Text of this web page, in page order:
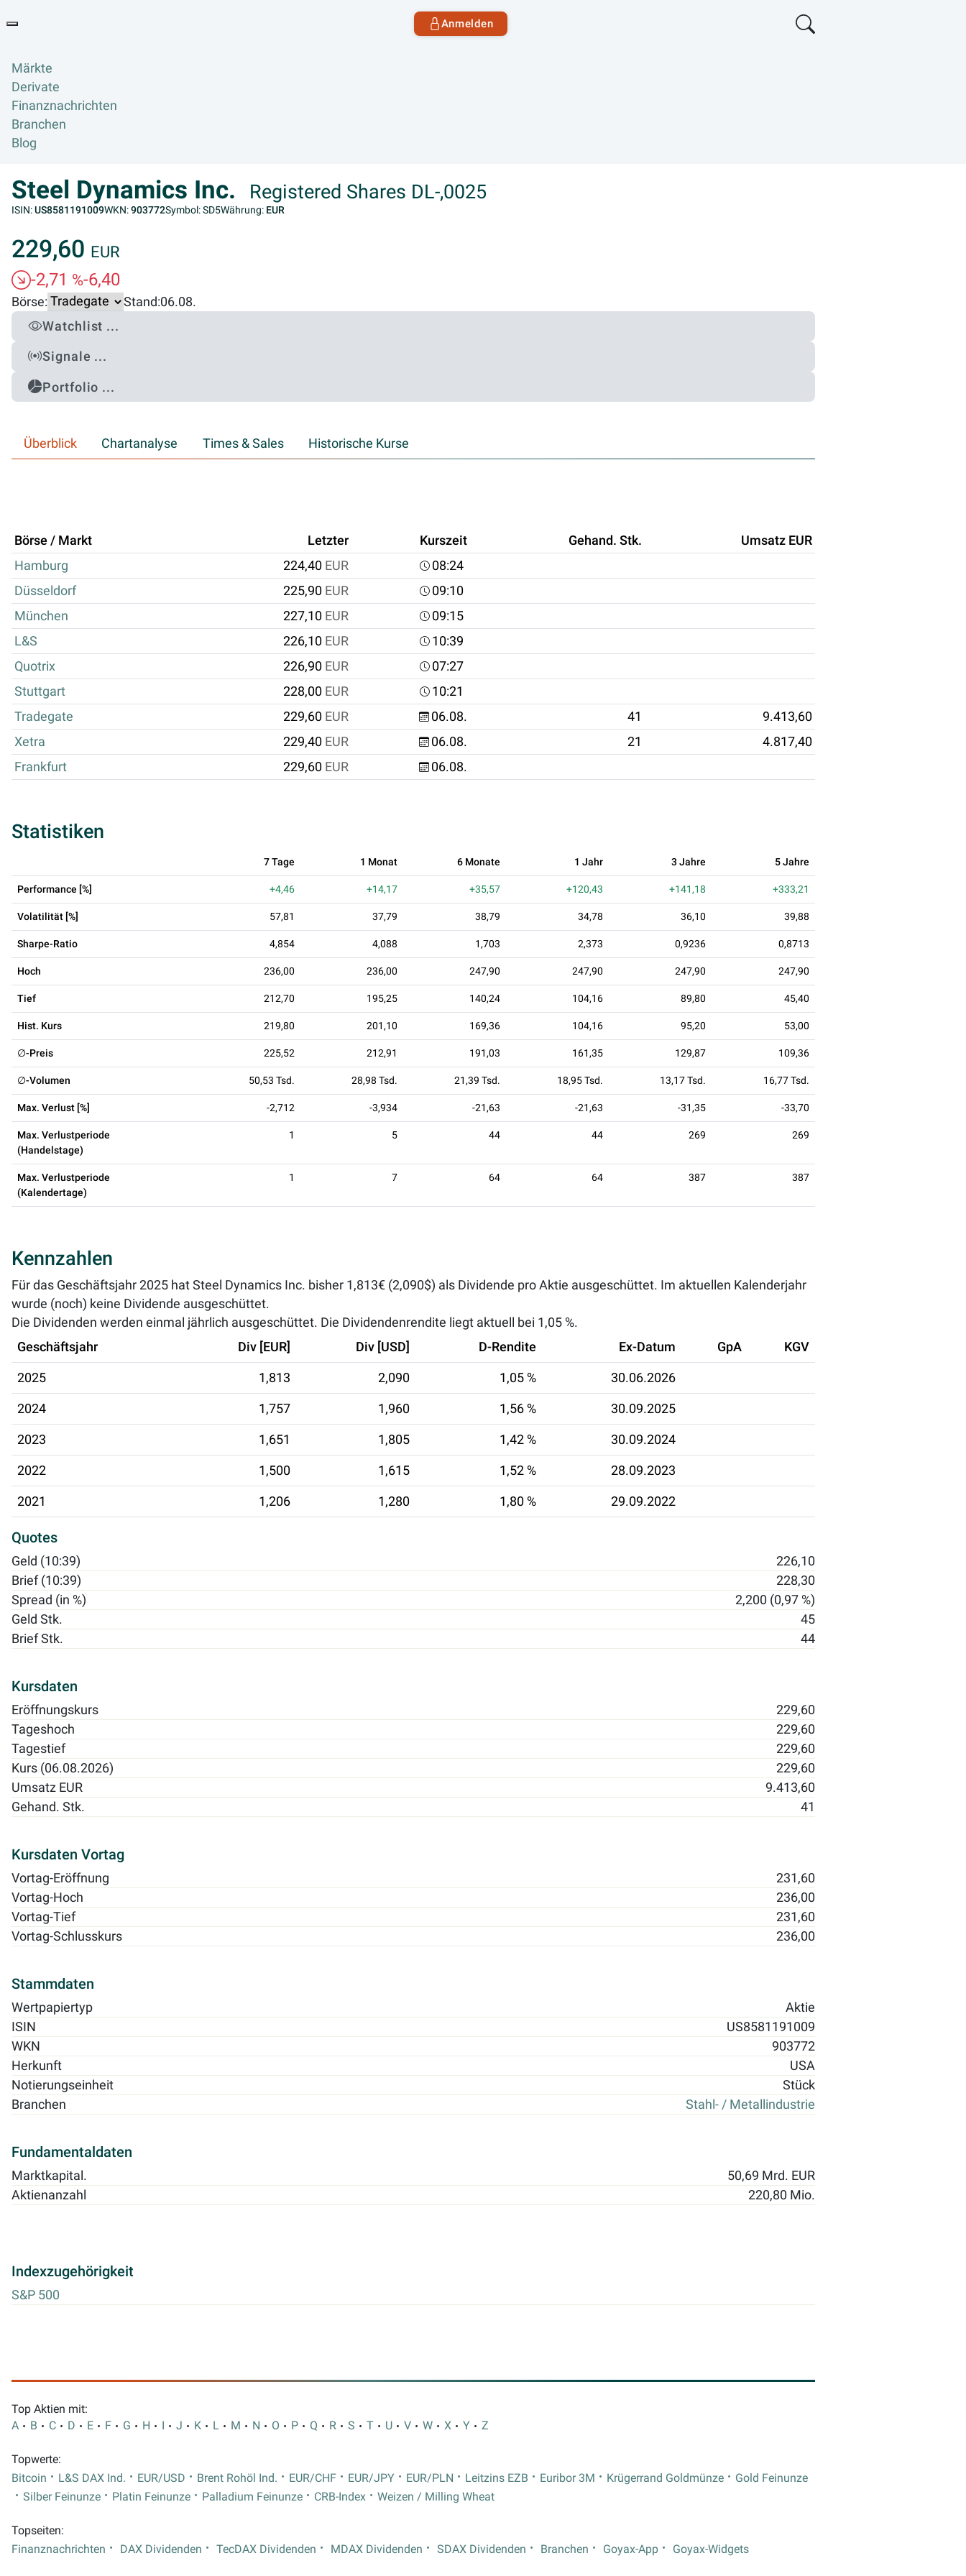
Anmelden
Märkte
Derivate
Finanznachrichten
Branchen
Blog
Steel Dynamics Inc. Registered Shares DL-,0025
ISIN:US8581191009WKN:903772Symbol: SD5Währung: EUR
229,60 EUR
-2,71 %-6,40
Börse: Stand:06.08.
Watchlist ...
Signale ...
Portfolio ...
Überblick Chartanalyse Times & Sales Historische Kurse
Börse / Markt Letzter Kurszeit Gehand. Stk.
Umsatz EUR
Hamburg
224,40 EUR
08:24
Düsseldorf
225,90 EUR
09:10
München
227,10 EUR
09:15
L&S
226,10 EUR
10:39
Quotrix
226,90 EUR
07:27
Stuttgart
228,00 EUR
10:21
Tradegate
229,60 EUR 06.08. 41
9.413,60
Xetra
229,40 EUR 06.08. 21
4.817,40
Frankfurt
229,60 EUR 06.08.
Statistiken
7 Tage 1 Monat 6 Monate 1 Jahr 3 Jahre 5 Jahre
Performance [%] +4,46 +14,17 +35,57 +120,43 +141,18 +333,21
Volatilität [%] 57,81 37,79 38,79 34,78 36,10 39,88
Sharpe-Ratio 4,854 4,088 1,703 2,373 0,9236 0,8713
Hoch 236,00 236,00 247,90 247,90 247,90 247,90
Tief 212,70 195,25 140,24 104,16 89,80 45,40
Hist. Kurs 219,80 201,10 169,36 104,16 95,20 53,00
∅-Preis 225,52 212,91 191,03 161,35 129,87 109,36
∅-Volumen 50,53 Tsd. 28,98 Tsd. 21,39 Tsd. 18,95 Tsd. 13,17 Tsd. 16,77 Tsd.
Max. Verlust [%] -2,712 -3,934 -21,63 -21,63 -31,35 -33,70
Max. Verlustperiode
(Handelstage)
1 5 44 44 269 269
Max. Verlustperiode
(Kalendertage)
1 7 64 64 387 387
Kennzahlen
Für das Geschäftsjahr 2025 hat Steel Dynamics Inc. bisher 1,813€ (2,090$) als Dividende pro Aktie ausgeschüttet. Im aktuellen Kalenderjahr
wurde (noch) keine Dividende ausgeschüttet.
Die Dividenden werden einmal jährlich ausgeschüttet. Die Dividendenrendite liegt aktuell bei 1,05 %.
Geschäftsjahr
Div [EUR] Div [USD] D-Rendite Ex-Datum GpA KGV
2025 1,813 2,090 1,05 % 30.06.2026
2024 1,757 1,960 1,56 % 30.09.2025
2023 1,651 1,805 1,42 % 30.09.2024
2022 1,500 1,615 1,52 % 28.09.2023
2021 1,206 1,280 1,80 % 29.09.2022
Quotes
Geld (10:39)
226,10
Brief (10:39)
228,30
Spread (in %)
2,200 (0,97 %)
Geld Stk.
45
Brief Stk.
44
Kursdaten
Eröffnungskurs
229,60
Tageshoch
229,60
Tagestief
229,60
Kurs (06.08.2026)
229,60
Umsatz EUR
9.413,60
Gehand. Stk.
41
Kursdaten Vortag
Vortag-Eröffnung
231,60
Vortag-Hoch
236,00
Vortag-Tief
231,60
Vortag-Schlusskurs
236,00
Stammdaten
Wertpapiertyp
Aktie
ISIN
US8581191009
WKN
903772
Herkunft
USA
Notierungseinheit
Stück
Branchen
Stahl- / Metallindustrie
Fundamentaldaten
Marktkapital.
50,69 Mrd. EUR
Aktienanzahl
220,80 Mio.
Indexzugehörigkeit
S&P 500
Top Aktien mit:
A
B C D E F G H I J K L M N O P Q R S T U V W X Y Z
Topwerte:
Bitcoin
L&S DAX Ind. EUR/USD Brent Rohöl Ind. EUR/CHF EUR/JPY EUR/PLN Leitzins EZB Euribor 3M Krügerrand Goldmünze
Gold Feinunze
Silber Feinunze
Platin Feinunze Palladium Feinunze CRB-Index Weizen / Milling Wheat
Topseiten:
Finanznachrichten
DAX Dividenden TecDAX Dividenden MDAX Dividenden SDAX Dividenden Branchen Goyax-App Goyax-Widgets